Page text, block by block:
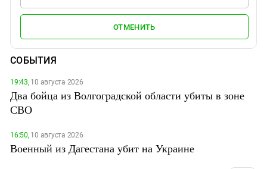
ОТМЕНИТЬ
СОБЫТИЯ
19:43,10 августа 2026
Два бойца из Волгоградской области убиты в зоне
СВО
16:50,10 августа 2026
Военный из Дагестана убит на Украине